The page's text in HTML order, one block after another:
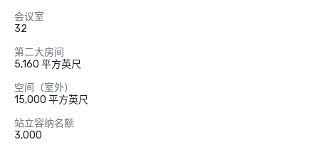
会议室
32
第二大房间
5,160 平方英尺
空间（室外）
15,000 平方英尺
站立容纳名额
3,000